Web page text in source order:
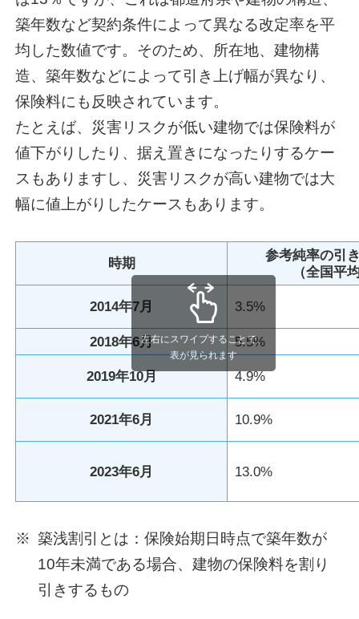
築年数など契約条件によって異なる改定率を平
均した数値です。そのため、所在地、建物構
造、築年数などによって引き上げ幅が異なり、
保険料にも反映されています。
たとえば、災害リスクが低い建物では保険料が
値下がりしたり、据え置きになったりするケー
スもありますし、災害リスクが高い建物では大
幅に値上がりしたケースもあります。
時期
参考純率の引
（全国平
2014年7月 3.5%
2018年6月 5.5%
2019年10月 4.9%
2021年6月 10.9%
2023年6月 13.0%
左右にスワイプすることで、
表が見られます
※ 築浅割引とは：保険始期日時点で築年数が
10年未満である場合、建物の保険料を割り
引きするもの